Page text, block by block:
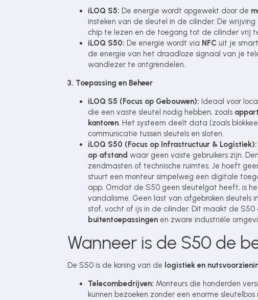
iLOQ S5: De energie wordt opgewekt door de
insteken van de sleutel in de cilinder. De
chip te lezen en de toegang tot de cilinder vrij
iLOQ S50: De energie wordt via NFC uit je
de energie van het draadloze signaal van je
wandlezer te ontgrendelen.
3. Toepassing en Beheer
iLOQ S5 (Focus op Gebouwen): Ideaal voor
die een vaste sleutel nodig hebben, zoals
kantoren. Het systeem deelt data (zoals
communicatie tussen sleutels en sloten.
iLOQ S50 (Focus op Infrastructuur & Logistiek):
op afstand waar geen vaste gebruikers zijn.
zendmasten of technische ruimtes. Je hoeft
stuurt een monteur simpelweg een digitale
app. Omdat de S50 geen sleutelgat heeft, is
vandalisme. Geen last van afgebroken sleutels
stof, vocht of ijs in de cilinder. Dit maakt de
buitentoepassingen en zware industriële
Wanneer is de S50 de
De S50 is de koning van de logistiek en
Telecombedrijven: Monteurs die honderden
kunnen bezoeken zonder een enorme